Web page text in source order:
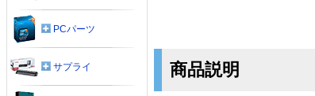
商品説明
PCパーツ
サプライ